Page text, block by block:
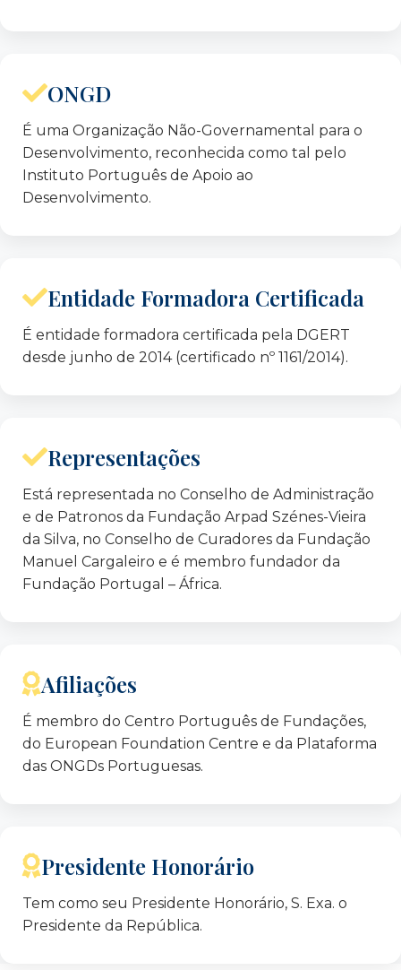
João Barroso Soares
António Chrystêllo Tavares
Dalila Correia Araújo
ONGD
É uma Organização Não-Governamental para o
Desenvolvimento, reconhecida como tal pelo
Instituto Português de Apoio ao
Desenvolvimento.
Entidade Formadora Certificada
É entidade formadora certificada pela DGERT
desde junho de 2014 (certificado nº 1161/2014).
Representações
Está representada no Conselho de Administração
e de Patronos da Fundação Arpad Szénes-Vieira
da Silva, no Conselho de Curadores da Fundação
Manuel Cargaleiro e é membro fundador da
Fundação Portugal – África.
Afiliações
É membro do Centro Português de Fundações,
do European Foundation Centre e da Plataforma
das ONGDs Portuguesas.
Presidente Honorário
Tem como seu Presidente Honorário, S. Exa. o
Presidente da República.